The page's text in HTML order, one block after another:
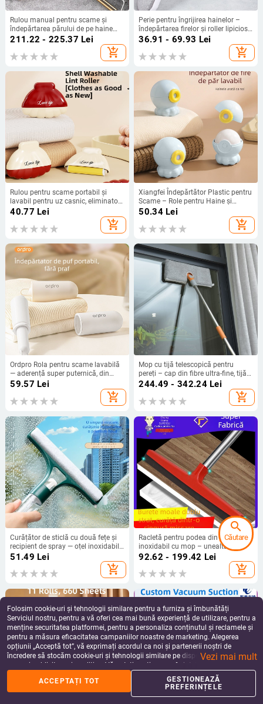
apps
Coș
%
Reduceri Profil
Rulou manual pentru scame și
îndepărtarea părului de pe haine
(Plastic; Su Feng Shang; ASN1227;
Lansare toamnă 2024; Stil Modern
Minimalist)
211.22 - 225.37 Lei
add_shopping_cart
Perie pentru îngrijirea hainelor –
îndepărtarea firelor și roller lipicios
pentru paltoane din lână și pulovere
36.91 - 69.93 Lei
add_shopping_cart
Rulou pentru scame portabil și
lavabil pentru uz casnic, eliminator
de scame reutilizabil care nu
eliminator de păr (Material: plastic;
2024; Stil: simplitate modernă)
40.77 Lei
add_shopping_cart
Xiangfei Îndepărtător Plastic pentru
Scame – Role pentru Haine și
Animale de Companie, Stil Modern
Lansare în 2025
50.34Lei
add_shopping_cart
Ordpro Rola pentru scame lavabilă
— aderență super puternică, din
plastic
59.57 Lei
add_shopping_cart
Mop cu tijă telescopică pentru
pereți – cap din fibre ultra-fine, tijă
din oțel inoxidabil, dublu
stoarcere cu role, Qianxili
244.49 - 342.24Lei
add_shopping_cart
Curățător de sticlă cu două fețe și
recipient de spray — oțel inoxidabil,
manual, uz casnic
51.49 Lei
add_shopping_cart
Racletă pentru podea din oțel
inoxidabil cu mop – unealtă
profesională de curățare
92.62 - 199.42 Lei
add_shopping_cart
Folosim cookie-uri și tehnologii similare pentru a furniza și îmbunătăți
Serviciul nostru, pentru a vă oferi cea mai bună experiență de utilizare, pentru a
menține securitatea platformei, pentru a personaliza conținutul și reclamele și
pentru a măsura eficacitatea campaniilor noastre de marketing. Alegerea
opțiunii „Acceptă tot”, vă exprimați acordul ca noi și partenerii noștri de
încredere să stocăm cookie-uri și tehnologii similare pe dispozitivul dvs. în
scopuri publicitare și analitice. Vă puteți gestiona preferințele în orice moment
făcând clic pe „Gestionează preferințele”. Pentru mai multe informații, vă
rugăm să consultațiPolitica noastră de confidențialitate.
Vezi mai mult
ACCEPTAȚI TOT
GESTIONEAZĂ
PREFERINȚELE
search
Căutare